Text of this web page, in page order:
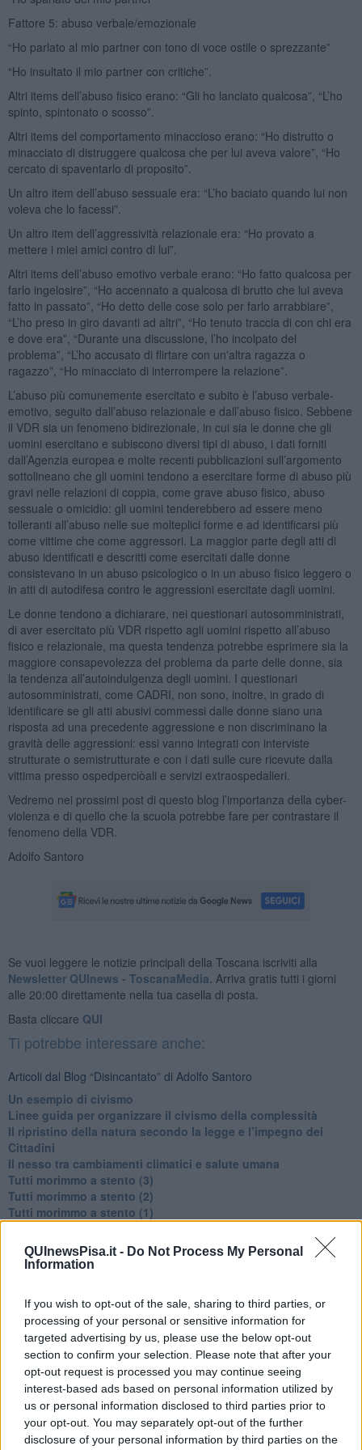
QUInewsPisa.it - Do Not Process My Personal
Information
If you wish to opt-out of the sale, sharing to third parties, or
processing of your personal or sensitive information for
targeted advertising by us, please use the below opt-out
section to confirm your selection. Please note that after your
opt-out request is processed you may continue seeing
interest-based ads based on personal information utilized by
us or personal information disclosed to third parties prior to
your opt-out. You may separately opt-out of the further
disclosure of your personal information by third parties on the
Fattore 5: abuso verbale/emozionale
“Ho parlato al mio partner con tono di voce ostile o sprezzante”
“Ho insultato il mio partner con critiche”.
Altri items dell’abuso fisico erano: “Gli ho lanciato qualcosa”, “L’ho
spinto, spintonato o scosso”.
Altri items del comportamento minaccioso erano: “Ho distrutto o
minacciato di distruggere qualcosa che per lui aveva valore”, “Ho
cercato di spaventarlo di proposito”.
Un altro item dell’abuso sessuale era: “L’ho baciato quando lui non
voleva che lo facessi”.
Un altro item dell’aggressività relazionale era: “Ho provato a
mettere i miei amici contro di lui”.
Altri items dell’abuso emotivo verbale erano: “Ho fatto qualcosa per
farlo ingelosire”, “Ho accennato a qualcosa di brutto che lui aveva
fatto in passato”, “Ho detto delle cose solo per farlo arrabbiare”,
“L’ho preso in giro davanti ad altri”, “Ho tenuto traccia di con chi era
e dove era”, “Durante una discussione, l’ho incolpato del
problema”, “L’ho accusato di flirtare con un'altra ragazza o
ragazzo”, “Ho minacciato di interrompere la relazione”.
L’abuso più comunemente esercitato e subito è l’abuso verbale-
emotivo, seguito dall’abuso relazionale e dall’abuso fisico. Sebbene
il VDR sia un fenomeno bidirezionale, in cui sia le donne che gli
uomini esercitano e subiscono diversi tipi di abuso, i dati forniti
dall’Agenzia europea e molte recenti pubblicazioni sull’argomento
sottolineano che gli uomini tendono a esercitare forme di abuso più
gravi nelle relazioni di coppia, come grave abuso fisico, abuso
sessuale o omicidio: gli uomini tenderebbero ad essere meno
tolleranti all’abuso nelle sue molteplici forme e ad identificarsi più
come vittime che come aggressori. La maggior parte degli atti di
abuso identificati e descritti come esercitati dalle donne
consistevano in un abuso psicologico o in un abuso fisico leggero o
in atti di autodifesa contro le aggressioni esercitate dagli uomini.
Le donne tendono a dichiarare, nei questionari autosomministrati,
di aver esercitato più VDR rispetto agli uomini rispetto all’abuso
fisico e relazionale, ma questa tendenza potrebbe esprimere sia la
maggiore consapevolezza del problema da parte delle donne, sia
la tendenza all’autoindulgenza degli uomini. I questionari
autosomministrati, come CADRI, non sono, inoltre, in grado di
identificare se gli atti abusivi commessi dalle donne siano una
risposta ad una precedente aggressione e non discriminano la
gravità delle aggressioni: essi vanno integrati con interviste
strutturate o semistrutturate e con i dati sulle cure ricevute dalla
vittima presso ospedperciòali e servizi extraospedalieri.
Vedremo nei prossimi post di questo blog l’importanza della cyber-
violenza e di quello che la scuola potrebbe fare per contrastare il
fenomeno della VDR.
Adolfo Santoro
Se vuoi leggere le notizie principali della Toscana iscriviti alla
Newsletter QUInews - ToscanaMedia. Arriva gratis tutti i giorni
alle 20:00 direttamente nella tua casella di posta.
Basta cliccare QUI
Ti potrebbe interessare anche:
Articoli dal Blog “Disincantato” di Adolfo Santoro
​Un esempio di civismo
​Linee guida per organizzare il civismo della complessità
​Il ripristino della natura secondo la legge e l’impegno dei
Cittadini
Il nesso tra cambiamenti climatici e salute umana
Tutti morimmo a stento (3)
Tutti morimmo a stento (2)
​Tutti morimmo a stento (1)
Un manuale essenziale per seguire il CORRIDOIO BLU
Il corridoio blu
Alcune domande da esordiente agli esperti che decidono le
sorti dell’Elba
Verso il full electric a gestione pubblica dei traghetti​
​La Scienza dei Cittadini e i Cittadini per l’Aria
Trump e le sue guerre contro i deboli e contro la terra
​Le furbate elettorali della Meloni e la testardaggine
dell’opposizione
​Date loro l’Oscar al posto del Nobel per la Pace
L'umanizzazione dell'economia e della politica